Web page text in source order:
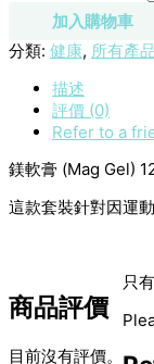
加入購物車
分類: 健康, 所有產品
描述
評價 (0)
Refer to a
鎂軟膏 (Mag Gel)
這款套裝針對因運
商品評價
目前沒有評價。
只